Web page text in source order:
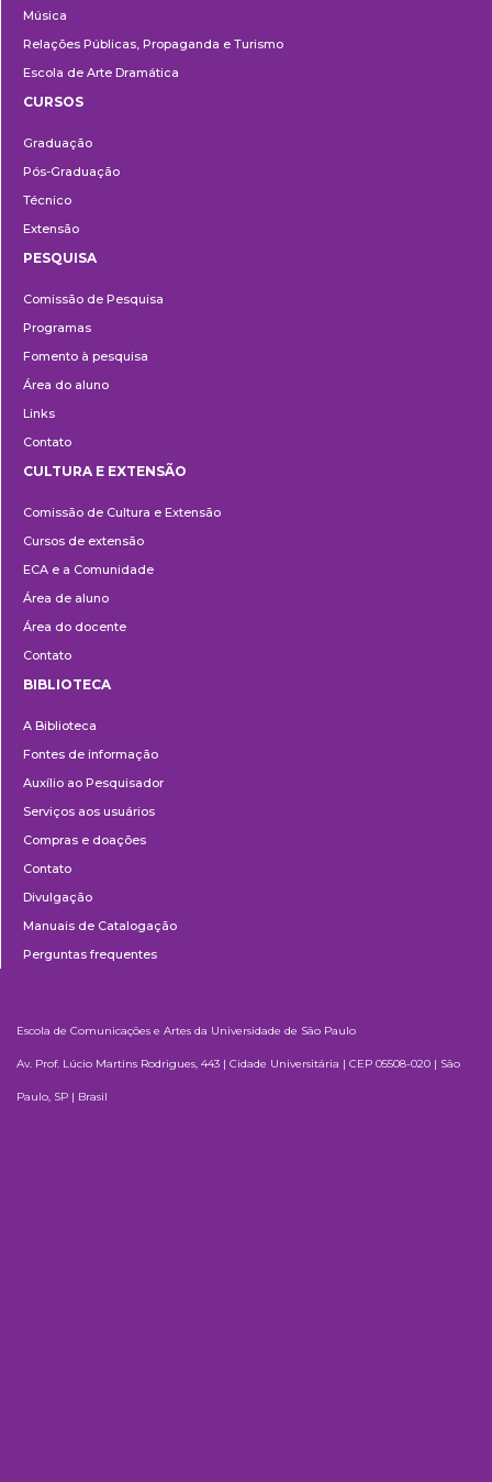
Música
Relações Públicas, Propaganda e Turismo
Escola de Arte Dramática
CURSOS
Graduação
Pós-Graduação
Técnico
Extensão
PESQUISA
Comissão de Pesquisa
Programas
Fomento à pesquisa
Área do aluno
Links
Contato
e
Extensão
CULTURA E EXTENSÃO
Comissão de Cultura e Extensão
Cursos de extensão
ECA e a Comunidade
Área de aluno
Área do docente
Contato
BIBLIOTECA
A Biblioteca
Fontes de informação
Auxílio ao Pesquisador
Serviços aos usuários
Compras e doações
Contato
Divulgação
Manuais de Catalogação
Perguntas frequentes
Escola de Comunicações e Artes da Universidade de São Paulo
Av. Prof. Lúcio Martins Rodrigues, 443 | Cidade Universitária | CEP 05508-020 | São
Paulo, SP | Brasil